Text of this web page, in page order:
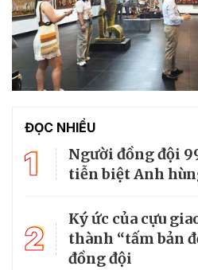
ĐỌC NHIỀU
1
Người đồng đội
tiễn biệt Anh
2
Ký ức của cựu
thành “tấm bản
đồng đội